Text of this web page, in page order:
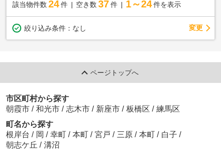
該当物件数 24件 空き数 37 件 1～24 件を表示
絞り込み条件： なし 変更
ページトップへ
市区町村から探す
朝霞市 / 和光市 / 志木市 / 新座市 / 板橋区 / 練馬区
町名から探す
根岸台 / 岡 / 幸町 / 本町 / 宮戸 / 三原 / 本町 / 白子 /
朝志ケ丘 / 溝沼